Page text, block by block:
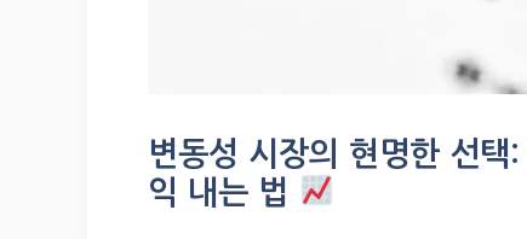
변동성 시장의 현명한 선
익 내는 법